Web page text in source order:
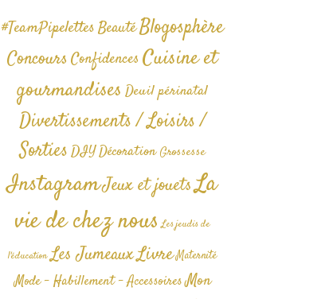
#TeamPipelettesBeautéBlogosphère
ConcoursConfidences Cuisine et
gourmandises Deuil périnatal
Divertissements / Loisirs /
SortiesDIYDécoration Grossesse
InstagramJeux et jouetsLa
vie de chez nous Les jeudis de
l'éducation Les JumeauxLivre Maternité
Mode - Habillement - AccessoiresMon